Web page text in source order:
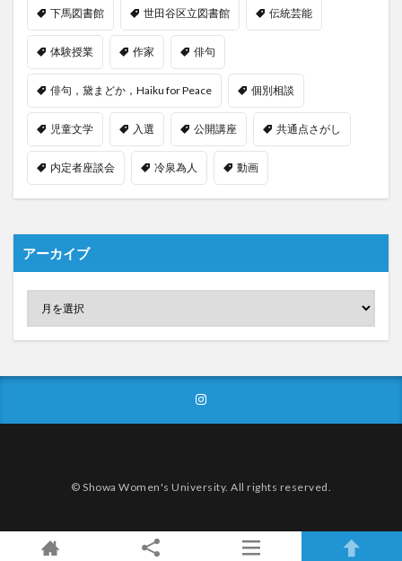
下馬図書館 世田谷区立図書館 伝統芸能
体験授業 作家 俳句
俳句，黛まどか，Haiku for Peace 個別相談
児童文学 入選 公開講座 共通点さがし
内定者座談会 冷泉為人 動画
アーカイブ
© Showa Women's University. All rights reserved.